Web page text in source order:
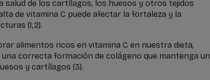
salud de los cartílagos, los huesos y otros tejidos
de vitamina C puede afectar la fortaleza y la
(1,2).
alimentos ricos en vitamina C en nuestra dieta,
correcta formación de colágeno que mantenga un
y cartílagos (3).